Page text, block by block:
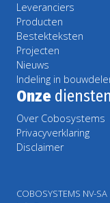
Leveranciers
Producten
Bestekteksten
Projecten
Nieuws
Indeling in
Onze diensten
Over Cobosystems
Privacyverklaring
Disclaimer
COBOSYSTEMS NV-SA